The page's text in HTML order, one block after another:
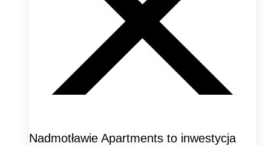
Nadmotławie Apartments to inwestycja